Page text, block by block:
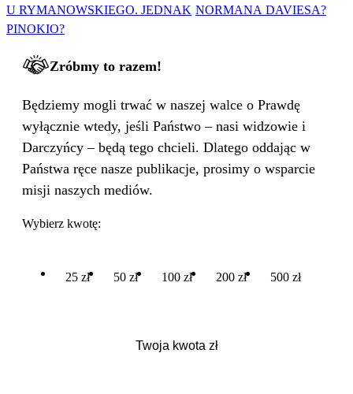
U RYMANOWSKIEGO. JEDNAK
PINOKIO?
NORMANA DAVIESA?
Zróbmy to razem!
Będziemy mogli trwać w naszej walce o Prawdę
wyłącznie wtedy, jeśli Państwo – nasi widzowie i
Darczyńcy – będą tego chcieli. Dlatego oddając w
Państwa ręce nasze publikacje, prosimy o wsparcie
misji naszych mediów.
Wybierz kwotę:
25 zł 50 zł 100 zł 200 zł 500 zł